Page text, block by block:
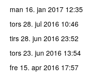
man 16. jan 2017 12:35
tors 28. jul 2016 10:46
tirs 28. jun 2016 23:52
tors 23. jun 2016 13:54
fre 15. apr 2016 17:57